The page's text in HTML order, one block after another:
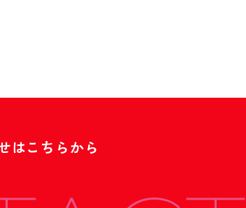
はこちらから